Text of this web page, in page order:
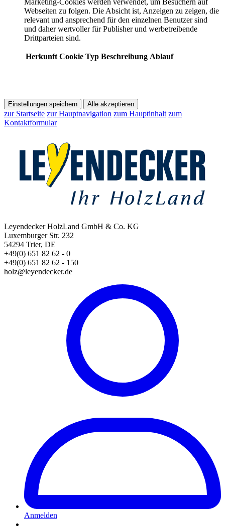
Webseiten zu folgen. Die Absicht ist, Anzeigen zu zeigen, die
relevant und ansprechend für den einzelnen Benutzer sind
und daher wertvoller für Publisher und werbetreibende
Drittparteien sind.
Herkunft Cookie Typ Beschreibung Ablauf
Einstellungen speichern Alle akzeptieren
zur Startseite zur Hauptnavigation zum Hauptinhalt zum
Kontaktformular
Leyendecker HolzLand GmbH & Co. KG
Luxemburger Str. 232
54294 Trier, DE
+49(0) 651 82 62 - 0
+49(0) 651 82 62 - 150
holz@leyendecker.de
Anmelden